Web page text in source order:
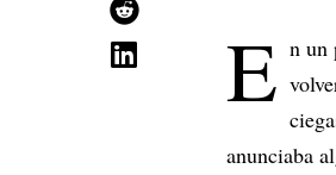
E n un
anunciaba